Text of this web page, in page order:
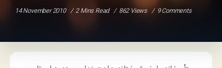
14 November 2010 2 Mins Read 862 Views 9 Comments